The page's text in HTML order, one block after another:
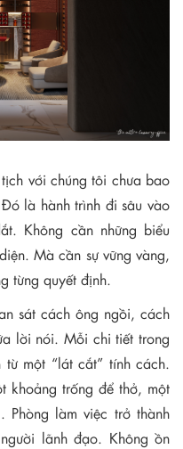
với chúng tôi chưa bao
là hành trình đi sâu vào
Không cần những biểu
Mà cần sự vững vàng,
từng quyết định.
sát cách ông ngồi, cách
lời nói. Mỗi chi tiết trong
một “lát cắt” tính cách.
khoảng trống để thở, một
làm việc trở thành
lãnh đạo. Không ồn